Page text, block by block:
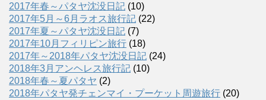
2017年春～パタヤ沈没日記 (10)
2017年5月～6月ラオス旅行記 (22)
2017年夏～パタヤ沈没日記 (7)
2017年10月フィリピン旅行 (18)
2017年～2018年パタヤ沈没日記 (24)
2018年3月アンヘレス旅行記 (10)
2018年春～夏パタヤ (2)
2018年パタヤ発チェンマイ・プーケット周遊旅行 (20)